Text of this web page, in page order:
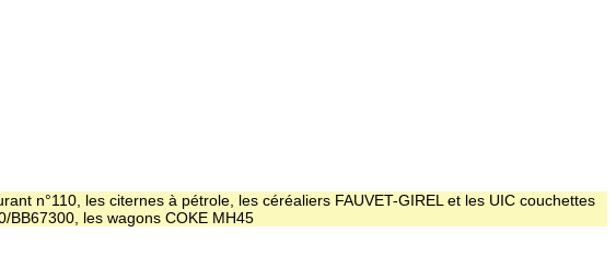
n°110, les citernes à pétrole, les céréaliers FAUVET-GIREL et les UIC couchettes
BB67300, les wagons COKE MH45